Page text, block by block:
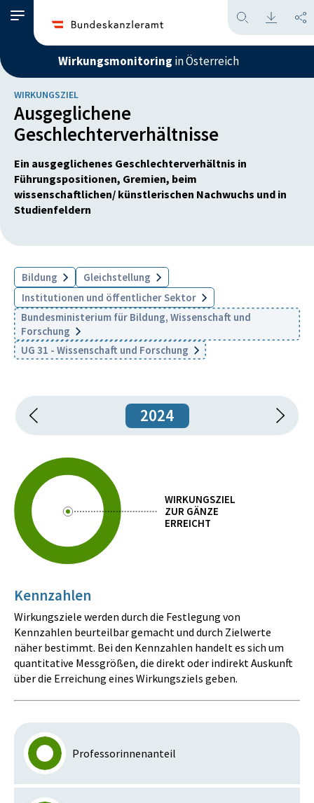
Wirkungsmonitoring in Österreich
WIRKUNGSZIEL
Ausgeglichene
Geschlechterverhältnisse
Ein ausgeglichenes Geschlechterverhältnis in
Führungspositionen, Gremien, beim
wissenschaftlichen/ künstlerischen Nachwuchs und in
Studienfeldern
Bildung
Gleichstellung
Institutionen und öffentlicher Sektor
Bundesministerium für Bildung, Wissenschaft und
Forschung
UG 31 - Wissenschaft und Forschung
2024
WIRKUNGSZIEL
ZUR GÄNZE
ERREICHT
Kennzahlen
Wirkungsziele werden durch die Festlegung von
Kennzahlen beurteilbar gemacht und durch Zielwerte
näher bestimmt. Bei den Kennzahlen handelt es sich um
quantitative Messgrößen, die direkt oder indirekt Auskunft
über die Erreichung eines Wirkungsziels geben.
Professorinnenanteil